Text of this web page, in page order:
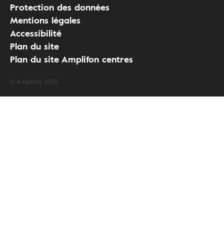
Protection des données
Mentions légales
Accessibilité
Plan du site
Plan du site Amplifon centres
© Amplifon, 2026